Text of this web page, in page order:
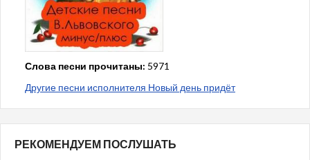
Слова песни прочитаны: 5971
Другие песни исполнителя Новый день придёт
РЕКОМЕНДУЕМ ПОСЛУШАТЬ